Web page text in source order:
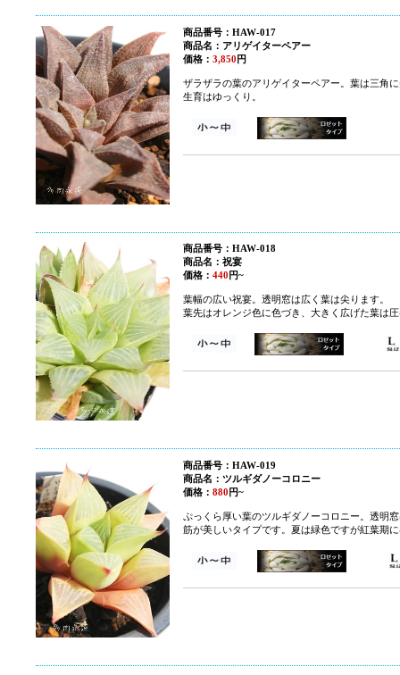
商品番号：HAW-017
商品名：アリゲイターペアー
価格： 3,850 円
ザラザラの葉のアリゲイターペアー。葉は三角
生育はゆっくり。
商品番号：HAW-018
商品名：祝宴
価格： 440 円~
葉幅の広い祝宴。透明窓は広く葉は尖ります。
葉先はオレンジ色に色づき、大きく広げた葉は
商品番号：HAW-019
商品名：ツルギダノーコロニー
価格： 880 円~
ぷっくら厚い葉のツルギダノーコロニー。透明
筋が美しいタイプです。夏は緑色ですが紅葉期